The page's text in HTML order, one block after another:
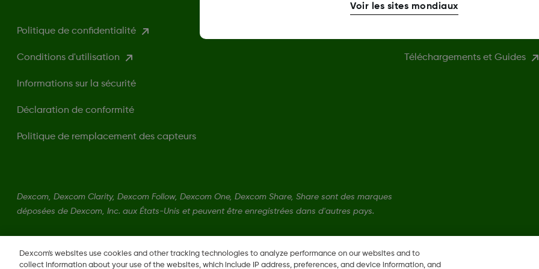
Politique de confidentialité
Conditions d'utilisation
Informations sur la sécurité
Déclaration de conformité
Politique de remplacement des capteurs
Téléchargements et Guides
Dexcom, Dexcom Clarity, Dexcom Follow, Dexcom One, Dexcom Share, Share sont des marques
déposées de Dexcom, Inc. aux États-Unis et peuvent être enregistrées dans d'autres pays.
MAT-1802
Dexcom's websites use cookies and other tracking technologies to analyze performance on our websites and to
collect information about your use of the websites, which include IP address, preferences, and device information, and
Voir les sites mondiaux